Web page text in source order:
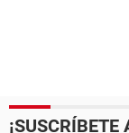
¡SUSCRÍBETE